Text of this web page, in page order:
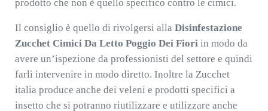
prodotto che non è quello specifico contro le cimici.
Il consiglio è quello di rivolgersi alla Disinfestazione
Zucchet Cimici Da Letto Poggio Dei Fioriin modo da
avere un’ispezione da professionisti del settore e quindi
farli intervenire in modo diretto. Inoltre la Zucchet
italia produce anche dei veleni e prodotti specifici a
insetto che si potranno riutilizzare e utilizzare anche